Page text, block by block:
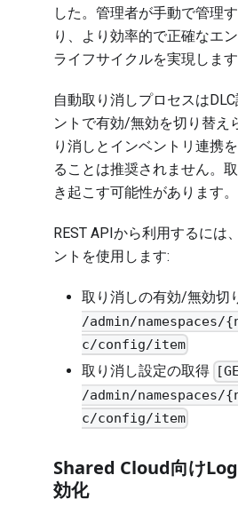
した。管理者が手動で管理
り、より効率的で正確なエ
ライフサイクルを実現します
自動取り消しプロセスは
ントで有効/無効を切り替え
り消しとインベントリ連携
ることは推奨されません。
き起こす可能性があります。
REST APIから利用するには
ントを使用します:
取り消しの有効/無効切
/admin/namespaces/
c/config/item
取り消し設定の取得
/admin/namespaces/
c/config/item
Shared Cloud向け
効化